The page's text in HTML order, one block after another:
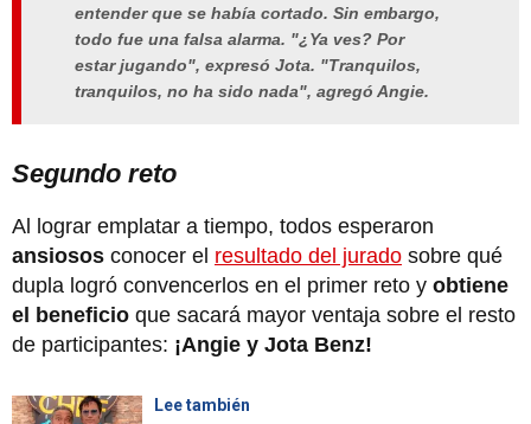
entender que se había cortado. Sin embargo,
todo fue una falsa alarma. "¿Ya ves? Por
estar jugando", expresó Jota. "Tranquilos,
tranquilos, no ha sido nada", agregó Angie.
Segundo reto
Al lograr emplatar a tiempo, todos esperaron
ansiosos conocer el resultado del jurado sobre qué
dupla logró convencerlos en el primer reto y obtiene
el beneficio que sacará mayor ventaja sobre el resto
de participantes: ¡Angie y Jota Benz!
Lee también